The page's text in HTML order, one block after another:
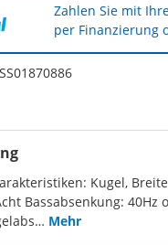
Zahlen Sie mit
per Finanzierung
Kugel,
Bassabsenkung: 40Hz
Mehr